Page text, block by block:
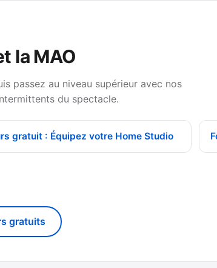
la MAO
passez au niveau supérieur avec nos
du spectacle.
gratuit : Équipez votre Home Studio
gratuits